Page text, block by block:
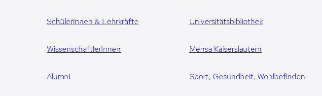
SchülerInnen & Lehrkräfte
WissenschaftlerInnen
Alumni
Universitätsbibliothek
Mensa Kaiserslautern
Sport, Gesundheit, Wohlbefinden